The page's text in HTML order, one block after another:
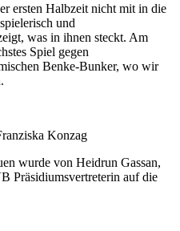
ersten Halbzeit nicht mit in die
und
was in ihnen steckt. Am
Spiel gegen
Benke-Bunker, wo wir
Konzag
wurde von Heidrun Gassan,
Präsidiumsvertreterin auf die